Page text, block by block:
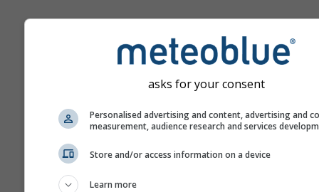
Pomoc
asks for your consent
Personalised advertising and content, advertising and
measurement, audience research and services
Store and/or access information on a device
Learn more